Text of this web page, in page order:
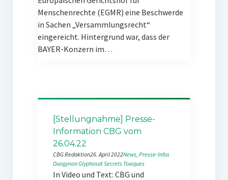
Menschenrechte (EGMR) eine Beschwerde
in Sachen „Versammlungsrecht“
eingereicht. Hintergrund war, dass der
BAYER-Konzern im…
[Stellungnahme] Presse-
Information CBG vom
26.04.22
CBG Redaktion26. April 2022News, Presse-Infos
DuogynonGlyphosatSecrets Toxiques
In Video und Text: CBG und